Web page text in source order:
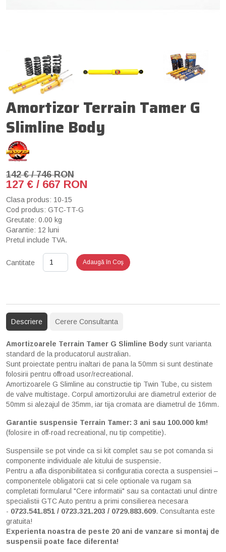
Amortizor Terrain Tamer G
Slimline Body
142 € / 746 RON
127 € / 667 RON
Clasa produs: 10-15
Cod produs: GTC-TT-G
Greutate: 0.00 kg
Garantie: 12 luni
Pretul include TVA.
Cantitate Adaugă în Coş
Descriere Cerere Consultanta
Amortizoarele Terrain Tamer G Slimline Body sunt varianta
standard de la producatorul australian.
Sunt proiectate pentru inaltari de pana la 50mm si sunt destinate
folosirii pentru offroad usor/recreational.
Amortizoarele G Slimline au constructie tip Twin Tube, cu sistem
de valve multistage. Corpul amortizorului are diametrul exterior de
50mm si alezajul de 35mm, iar tija cromata are diametrul de 16mm.
Garantie suspensie Terrain Tamer: 3 ani sau 100.000 km!
(folosire in off-road recreational, nu tip competitie).
Suspensiile se pot vinde ca si kit complet sau se pot comanda si
componente individuale ale kitului de suspensie.
Pentru a afla disponibilitatea si configuratia corecta a suspensiei –
componentele obligatorii cat si cele optionale va rugam sa
completati formularul "Cere informatii" sau sa contactati unul dintre
specialistii GTC Auto pentru a primi consilierea necesara
- 0723.541.851 / 0723.321.203 / 0729.883.609. Consultanta este
gratuita!
Experienta noastra de peste 20 ani de vanzare si montaj de
suspensii poate face diferenta!